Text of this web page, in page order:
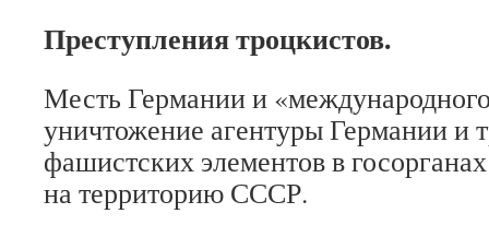
Преступления троцкистов.
Месть Германии и
уничтожение агентуры Германии и
фашистских элементов в
на территорию СССР.